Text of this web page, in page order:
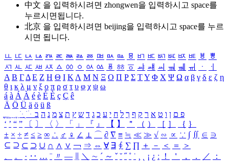
中文 을 입력하시려면 zhongwen을 입력하시고 space를
누르시면됩니다.
北京 을 입력하시려면 beijing을 입력하시고 space를 누르
시면 됩니다.
ㅥ ㅦ ㅧ ㅨ ㅩ ㅪ ㅫ ㅬ ㅭ ㅮ ㅯ ㅰ ㅱ ㅲ ㅳ ㅴ ㅵ ㅶ ㅷ ㅸ
ㅹ
ㅺ ㅻ ㅼ ㅽ ㅾ ㅿ ㆀ ㆁ ㆂ ㆃ ㆄ ㆅ ㆆ ㆇ ㆈ ㆉ ㆊ ㆋ ㆌ ㆍ
ㆎ
Α Β ΓΔ Ε Ζ Η Θ Ι ΚΛ Μ Ν Ξ Ο Π Ρ Σ ΤΥ Φ Χ Ψ Ω α β γ δ ε ζ η
θ ι κ λ μ ν ξ ο π ρ σ τ υ φ χ ψ ω
á à Á À é è É È ç Ç ê
Ä Ö Ü ä ö ü ß
ִֶֹ ֻּ ׁׂ פ ם ן ו ט א ר ק ף ך ל ח י ע כ ג ד ש ץ ת צ מ נ ה ב
‘ ’ “ ” 〔 〕 〈 〉 「 」 『 』 【 】 ＂ （ ） ［ ］ ｛ ｝
± × ÷ ≠ ≤ ≥ ∞ ∴ ♂ ♀ ∠ ⊥ ⌒ ∂ ∇ ≡ ≒ ≪ ≫ √ ∽ ∝ ∵ ∫ ∬ ∈ ∋
⊆ ⊇ ⊂ ⊃ ∪ ∩ ∧ ∨ ￢ ⇒ ⇔ ∀ ∃ ∮ ∑ ∏ ＋ － ＜ ＝
＞
、
。 · ‥ … ¨ 〃 ― ＼ ∼ ´ ～ ˇ ˘ ˝ ˚ ˙ ¸ ¡ ¿ ː ！ ＇ ， ． ／
：